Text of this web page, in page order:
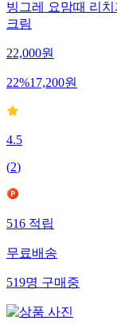
빙그레 요맘때 리
크림
22,000원
22%17,200원
4.5
(2)
516적립
무료배송
519명구매중